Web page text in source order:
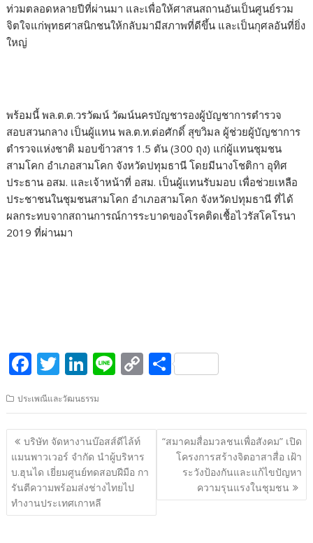
ท่วมตลอดหลายปีที่ผ่านมา และเพื่อให้ศาสนสถานอันเป็นศูนย์รวม
จิตใจแก่พุทธศาสนิกชนให้กลับมามีสภาพที่ดีขึ้น และเป็นกุศลอันที่ยิ่ง
ใหญ่
พร้อมนี้ พล.ต.ต.วรวัฒน์ วัฒน์นครบัญชารองผู้บัญชาการตำรวจ
สอบสวนกลาง เป็นผู้แทน พล.ต.ท.ต่อศักดิ์ สุขวิมล ผู้ช่วยผู้บัญชาการ
ตำรวจแห่งชาติ มอบข้าวสาร 1.5 ตัน (300 ถุง) แก่ผู้แทนชุมชน
สามโคก อำเภอสามโคก จังหวัดปทุมธานี โดยมีนางโชติกา อุทิศ
ประธาน อสม. และเจ้าหน้าที่ อสม. เป็นผู้แทนรับมอบ เพื่อช่วยเหลือ
ประชาชนในชุมชนสามโคก อำเภอสามโคก จังหวัดปทุมธานี ที่ได้
ผลกระทบจากสถานการณ์การระบาดของโรคติดเชื้อไวรัสโคโรนา
2019 ที่ผ่านมา
F
ac
e
b
o
o
k
T
itt
er
Li
k
e
dI
n
Li
e
C
p
y
Li
n
S
ar
e
ประเพณีและวัฒนธรรม
แนะแนว
เรื่อง
บริษัท จัดหางานบ๊อสส์ดีไล้ท์
แมนพาวเวอร์ จำกัด นำผู้บริหาร
บ.ฮุนได เยี่ยมศูนย์ทดสอบฝีมือ กา
รันตีความพร้อมส่งช่างไทยไป
ทำงานประเทศเกาหลี
“สมาคมสื่อมวลชนเพื่อสังคม” เปิด
โครงการสร้างจิตอาสาสื่อ เฝ้า
ระวังป้องกันและแก้ไขปัญหา
ความรุนแรงในชุมชน